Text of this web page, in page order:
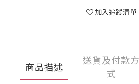
加入追蹤清單
商品描述
送貨及付款方
式